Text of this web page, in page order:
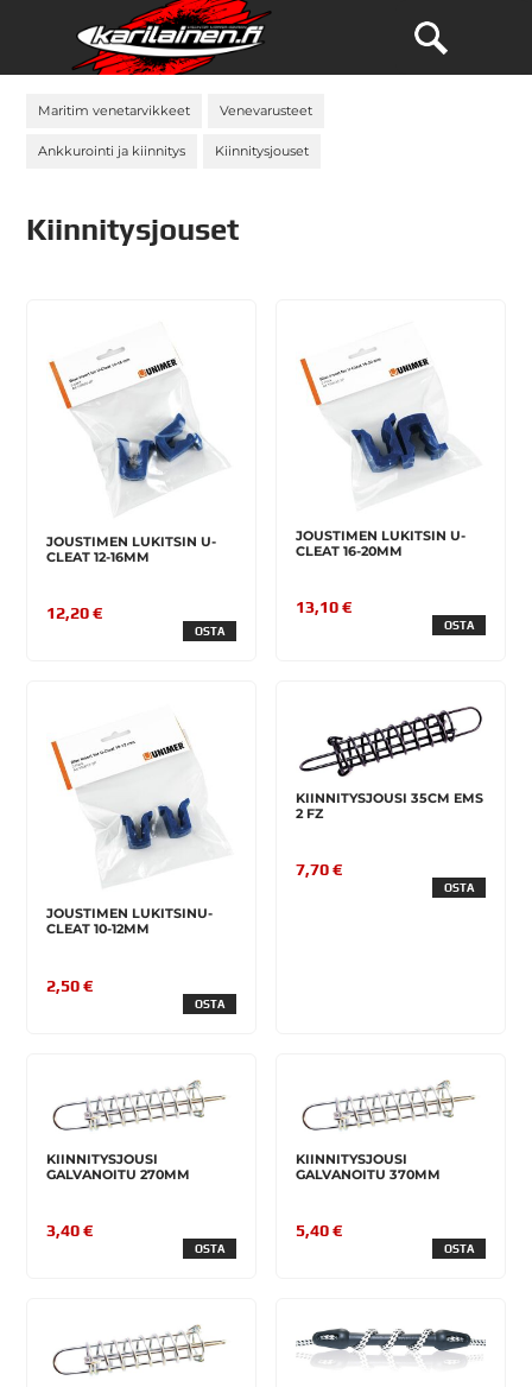
Maritim venetarvikkeet Venevarusteet
Ankkurointi ja kiinnitys Kiinnitysjouset
Kiinnitysjouset
JOUSTIMEN LUKITSIN U-
CLEAT 12-16MM
12,20 €
OSTA
JOUSTIMEN LUKITSIN U-
CLEAT 16-20MM
13,10 €
OSTA
JOUSTIMEN LUKITSINU-
CLEAT 10-12MM
2,50 €
OSTA
KIINNITYSJOUSI 35CM EMS
2 FZ
7,70 €
OSTA
KIINNITYSJOUSI
GALVANOITU 270MM
3,40 €
OSTA
KIINNITYSJOUSI
GALVANOITU 370MM
5,40 €
OSTA